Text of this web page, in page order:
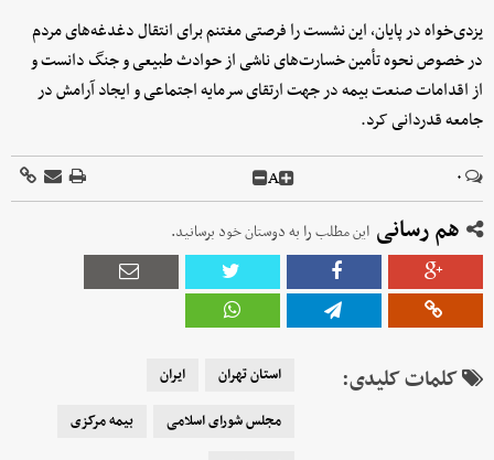
یزدی‌خواه در پایان، این نشست را فرصتی مغتنم برای انتقال دغدغه‌های مردم
در خصوص نحوه تأمین خسارت‌های ناشی از حوادث طبیعی و جنگ دانست و
از اقدامات صنعت بیمه در جهت ارتقای سرمایه اجتماعی و ایجاد آرامش در
جامعه قدردانی کرد.
۰ A
هم رسانی این مطلب را به دوستان خود برسانید.
کلمات کلیدی: استان تهران
ایران
مجلس شورای اسلامی
بیمه مرکزی